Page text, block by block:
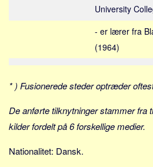
Statistik
Alle
Personer
University
- er lærer fra
(1964)
* ) Fusionerede steder optræder
De anførte tilknytninger stammer fra
kilder fordelt på 6 forskellige medier.
Nationalitet: Dansk.